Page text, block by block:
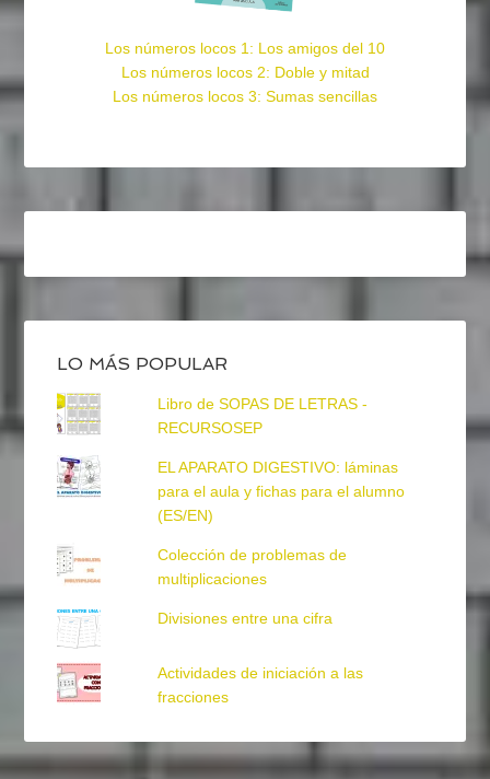
Los números locos 1: Los amigos del 10
Los números locos 2: Doble y mitad
Los números locos 3: Sumas sencillas
LO MÁS POPULAR
Libro de SOPAS DE LETRAS -
RECURSOSEP
EL APARATO DIGESTIVO: láminas
para el aula y fichas para el alumno
(ES/EN)
Colección de problemas de
multiplicaciones
Divisiones entre una cifra
Actividades de iniciación a las
fracciones